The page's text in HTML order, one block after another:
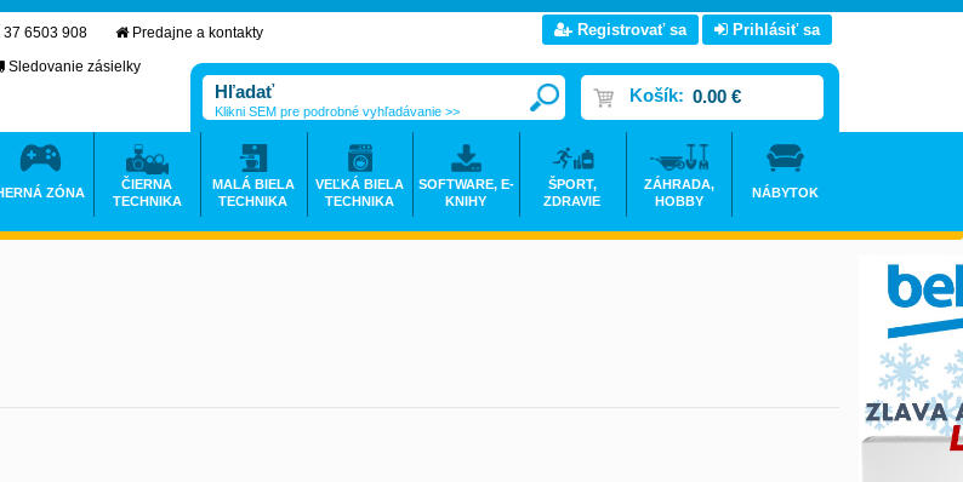
37 6503 908
Predajne a kontakty
Sledovanie zásielky
Registrovať sa Prihlásiť sa
Košík: 0.00 €
Klikni SEM pre podrobné vyhľadávanie >>
ZÓNA
ČIERNA
TECHNIKA
MALÁ BIELA
TECHNIKA
VEĽKÁ BIELA
TECHNIKA
SOFTWARE, E-
KNIHY
ŠPORT,
ZDRAVIE
ZÁHRADA,
HOBBY
NÁBYTOK